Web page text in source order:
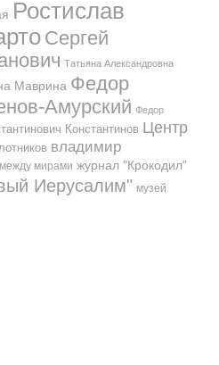
Ростислав
Сергей
Татьяна Александровна
Маврина Федор
Амурский Федор
Константинов Центр
владимир
мирами журнал "Крокодил"
Иерусалим" музей